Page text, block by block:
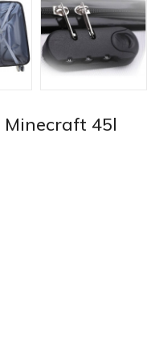
45l